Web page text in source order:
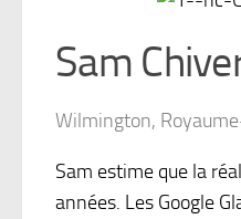
Sam
Wilmington,
Sam estime que la
années. Les Google